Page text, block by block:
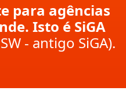
para agências
Isto é SiGA
- antigo SiGA).